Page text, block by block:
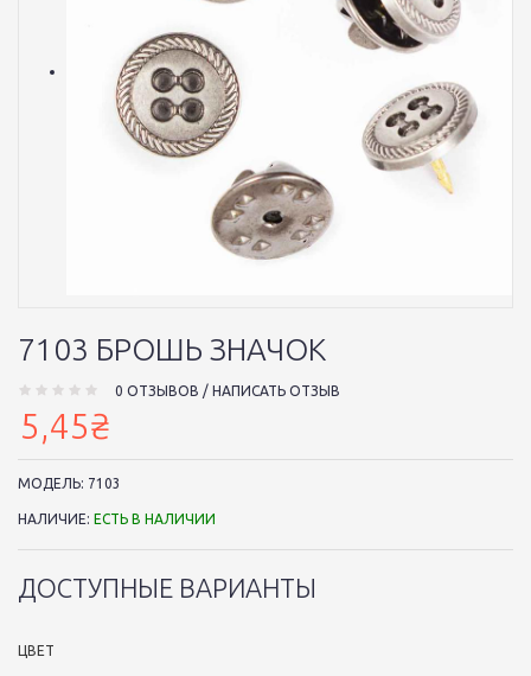
7103 БРОШЬ ЗНАЧОК
0 ОТЗЫВОВ / НАПИСАТЬ ОТЗЫВ
5,45₴
МОДЕЛЬ: 7103
НАЛИЧИЕ: ЕСТЬ В НАЛИЧИИ
ДОСТУПНЫЕ ВАРИАНТЫ
ЦВЕТ